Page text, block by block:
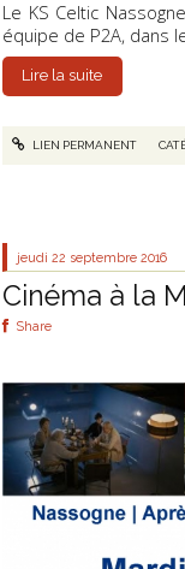
Le KS Celtic
équipe de P2A, dans
Lire la suite
LIEN PERMANENT
jeudi 22 septembre 2016
Cinéma à la
Share